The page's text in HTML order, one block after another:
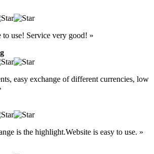
to use! Service very good! »
easy exchange of different currencies, low
is the highlight.Website is easy to use. »